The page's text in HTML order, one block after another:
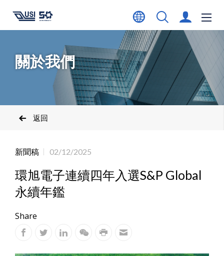
關於我們
返回
新聞稿 02/12/2025
環旭電子連續四年入選S&P Global
永續年鑑
Share